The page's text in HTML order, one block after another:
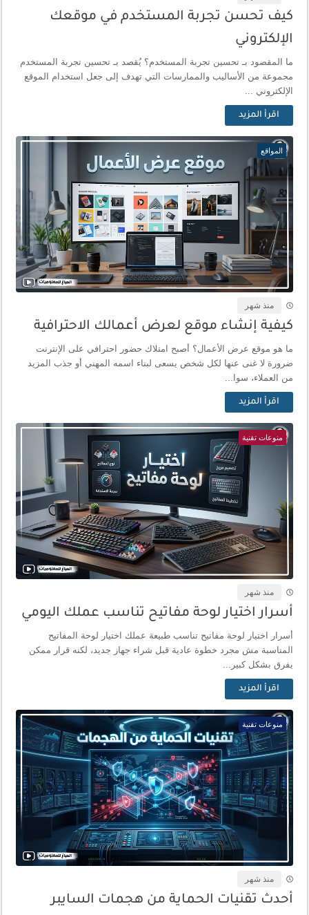
كيف تحسن تجربة المستخدم في موقعك
الإلكتروني
ما المقصود بـ تحسين تجربة المستخدم؟ يُقصد بـ تحسين تجربة المستخدم
مجموعة من الأساليب والممارسات التي تهدف إلى جعل استخدام الموقع
الإلكتروني ...
اقرأ المزيد
المواقع
منذ شهر
كيفية إنشاء موقع لعرض أعمالك الاحترافية
ما هو موقع عرض الأعمال؟ أصبح امتلاك حضور احترافي على الإنترنت
ضرورة لا غنى عنها لكل شخص يسعى لبناء اسمه المهني أو جذب المزيد
من العملاء، سوا...
اقرأ المزيد
منوعات تقنية
منذ شهر
أسرار اختيار لوحة مفاتيح تناسب عملك اليومي
أسرار اختيار لوحة مفاتيح تناسب طبيعة عملك اختيار لوحة المفاتيح
المناسبة مش مجرد خطوة عادية قبل شراء جهاز جديد، لكنه قرار ممكن
يفرق بشكل كبير...
اقرأ المزيد
منوعات تقنية
منذ شهر
أحدث تقنيات الحماية من هجمات السايبر